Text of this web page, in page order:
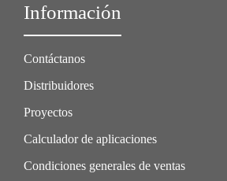
Información
Contáctanos
Distribuidores
Proyectos
Calculador de aplicaciones
Condiciones generales de ventas